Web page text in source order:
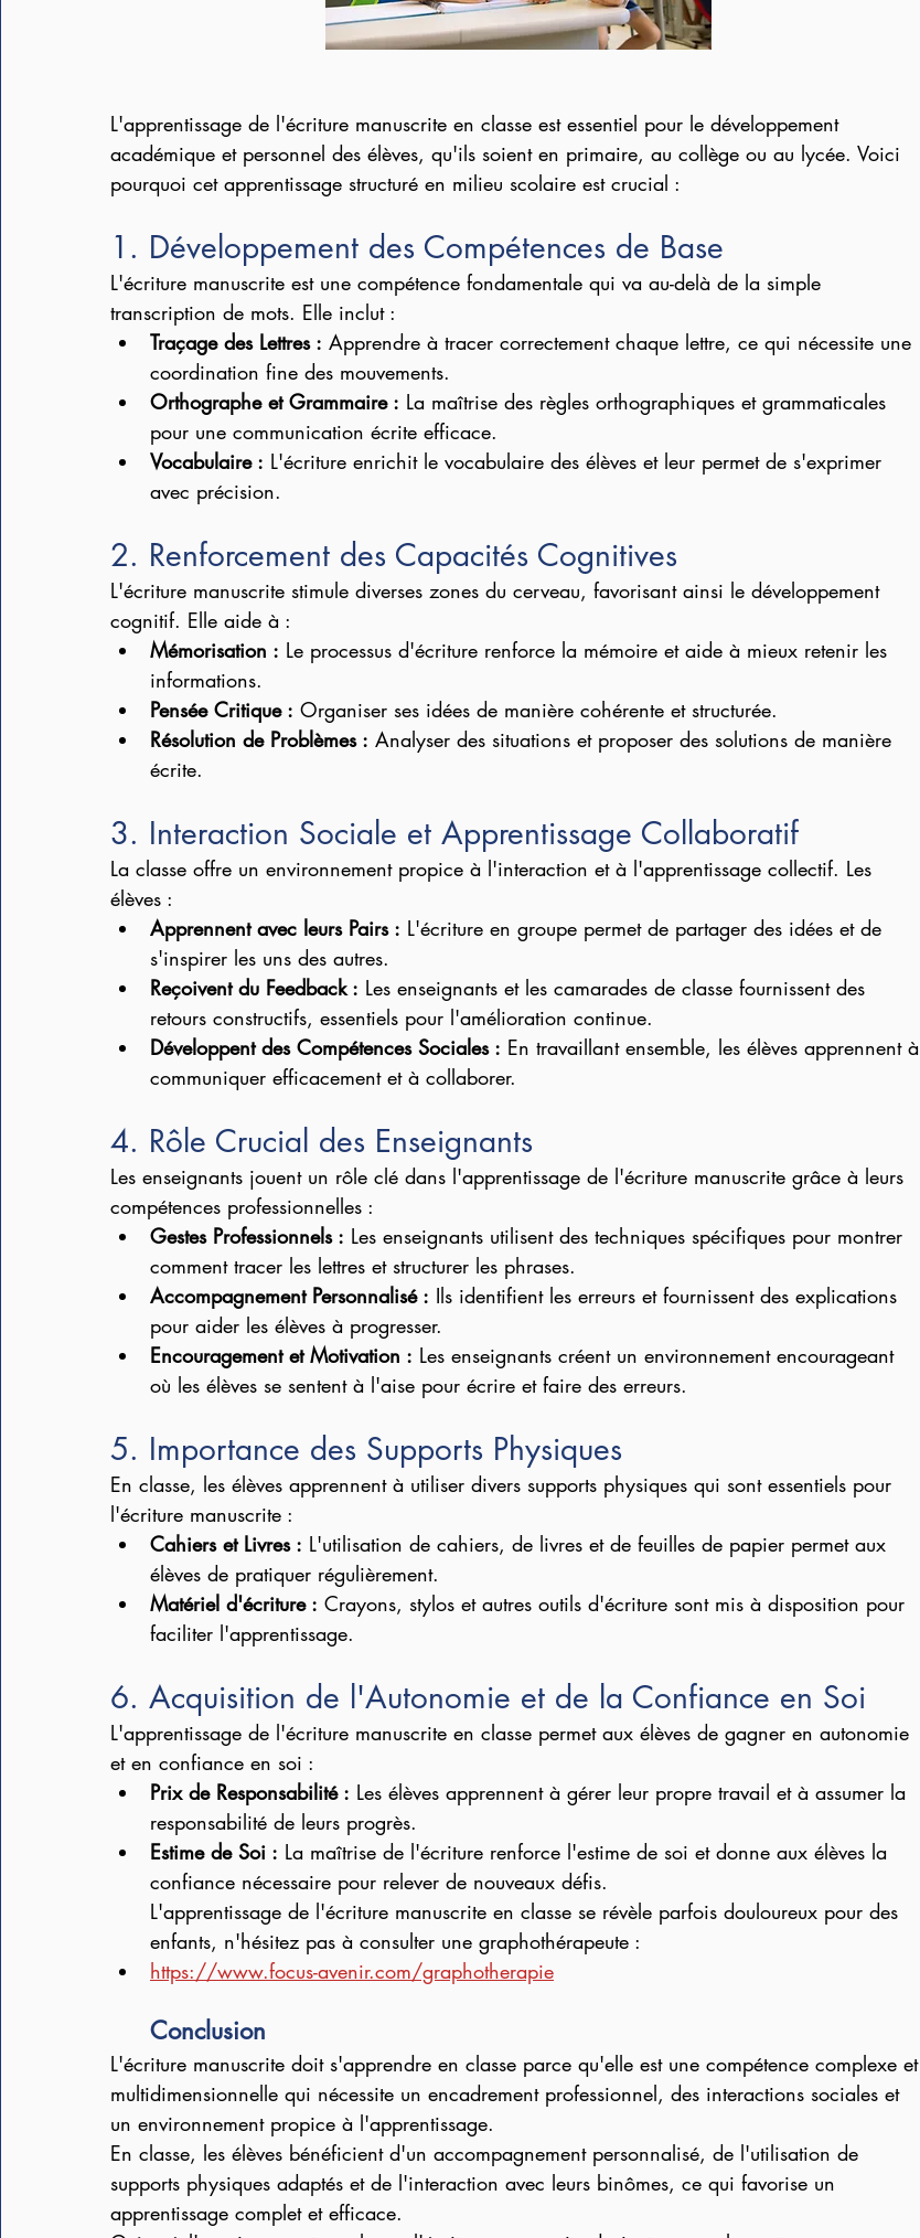
L'apprentissage de l'écriture manuscrite en classe est essentiel pour le développement
académique et personnel des élèves, qu'ils soient en primaire, au collège ou au lycée. Voici
pourquoi cet apprentissage structuré en milieu scolaire est crucial :
1. Développement des Compétences de Base
L'écriture manuscrite est une compétence fondamentale qui va au-delà de la simple
transcription de mots. Elle inclut :
Traçage des Lettres : Apprendre à tracer correctement chaque lettre, ce qui nécessite une
coordination fine des mouvements.
Orthographe et Grammaire : La maîtrise des règles orthographiques et grammaticales
pour une communication écrite efficace.
Vocabulaire : L'écriture enrichit le vocabulaire des élèves et leur permet de s'exprimer
avec précision.
2. Renforcement des Capacités Cognitives
L'écriture manuscrite stimule diverses zones du cerveau, favorisant ainsi le développement
cognitif. Elle aide à :
Mémorisation : Le processus d'écriture renforce la mémoire et aide à mieux retenir les
informations.
Pensée Critique : Organiser ses idées de manière cohérente et structurée.
Résolution de Problèmes : Analyser des situations et proposer des solutions de manière
écrite.
3. Interaction Sociale et Apprentissage Collaboratif
La classe offre un environnement propice à l'interaction et à l'apprentissage collectif. Les
élèves :
Apprennent avec leurs Pairs : L'écriture en groupe permet de partager des idées et de
s'inspirer les uns des autres.
Reçoivent du Feedback : Les enseignants et les camarades de classe fournissent des
retours constructifs, essentiels pour l'amélioration continue.
Développent des Compétences Sociales : En travaillant ensemble, les élèves apprennent à
communiquer efficacement et à collaborer.
4. Rôle Crucial des Enseignants
Les enseignants jouent un rôle clé dans l'apprentissage de l'écriture manuscrite grâce à leurs
compétences professionnelles :
Gestes Professionnels : Les enseignants utilisent des techniques spécifiques pour montrer
comment tracer les lettres et structurer les phrases.
Accompagnement Personnalisé : Ils identifient les erreurs et fournissent des explications
pour aider les élèves à progresser.
Encouragement et Motivation : Les enseignants créent un environnement encourageant
où les élèves se sentent à l'aise pour écrire et faire des erreurs.
5. Importance des Supports Physiques
En classe, les élèves apprennent à utiliser divers supports physiques qui sont essentiels pour
l'écriture manuscrite :
Cahiers et Livres : L'utilisation de cahiers, de livres et de feuilles de papier permet aux
élèves de pratiquer régulièrement.
Matériel d'écriture : Crayons, stylos et autres outils d'écriture sont mis à disposition pour
faciliter l'apprentissage.
6. Acquisition de l'Autonomie et de la Confiance en Soi
L'apprentissage de l'écriture manuscrite en classe permet aux élèves de gagner en autonomie
et en confiance en soi :
Prix ​​de Responsabilité : Les élèves apprennent à gérer leur propre travail et à assumer la
responsabilité de leurs progrès.
Estime de Soi : La maîtrise de l'écriture renforce l'estime de soi et donne aux élèves la
confiance nécessaire pour relever de nouveaux défis.
L'apprentissage de l'écriture manuscrite en classe se révèle parfois douloureux pour des
enfants, n'hésitez pas à consulter une graphothérapeute :
https://www.focus-avenir.com/graphotherapie
Conclusion
L'écriture manuscrite doit s'apprendre en classe parce qu'elle est une compétence complexe et
multidimensionnelle qui nécessite un encadrement professionnel, des interactions sociales et
un environnement propice à l'apprentissage.
En classe, les élèves bénéficient d'un accompagnement personnalisé, de l'utilisation de
supports physiques adaptés et de l'interaction avec leurs binômes, ce qui favorise un
apprentissage complet et efficace.